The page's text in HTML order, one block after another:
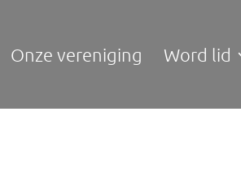
Onze vereniging Word lid